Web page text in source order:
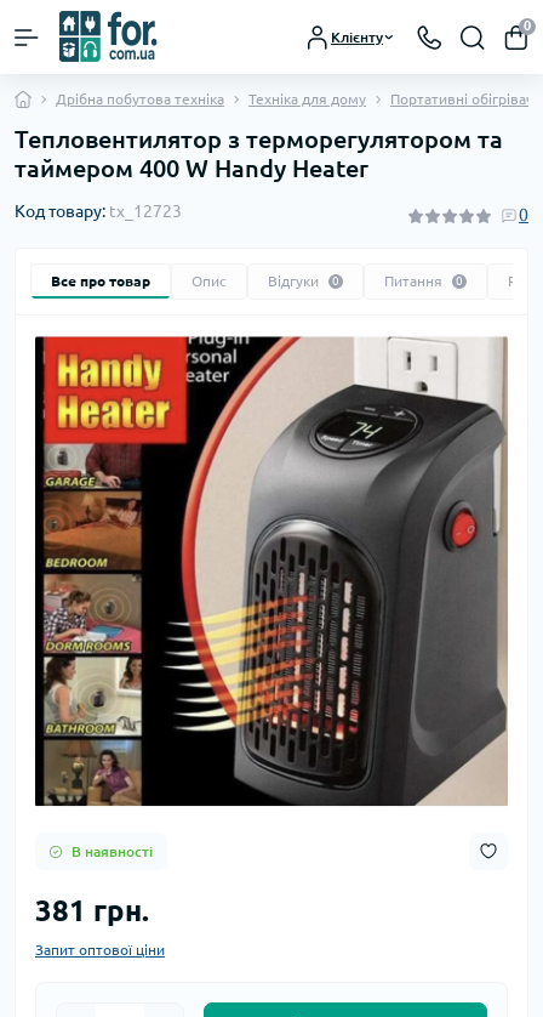
Клієнту
0
Дрібна побутова техніка Техніка для дому Портативні обігрівачі
Тепловентилятор з терморегулятором та
таймером 400 W Handy Heater
Код товару: tx_12723 0
Все про товар Опис Відгуки 0 Питання 0
В наявності
381 грн.
Запит оптової ціни